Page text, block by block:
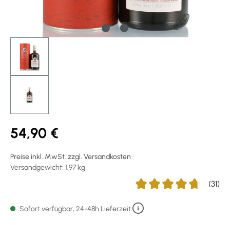
54,90 €
Preise inkl. MwSt. zzgl. Versandkosten
Versandgewicht: 1.97 kg
(31)
Sofort verfügbar, 24-48h Lieferzeit